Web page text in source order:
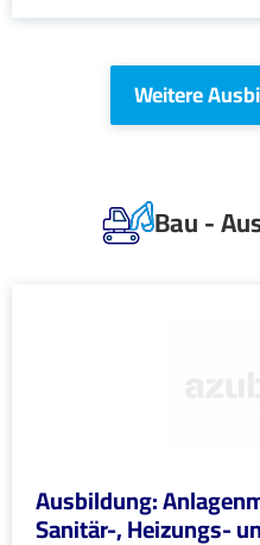
Weitere
Bau -
Ausbildung:
Sanitär-, Heizungs-